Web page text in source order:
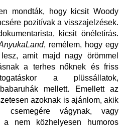
mondták, hogy kicsit Woody
pozitívak a visszajelzések.
kicsit önéletírás.
, remélem, hogy egy
amit majd nagy örömmel
a terhes nőknek és friss
a plüssállatok,
mellett. Emellett az
azoknak is ajánlom, akik
vágynak, vagy
a nem közhelyesen humoros